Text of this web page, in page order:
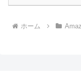
ホーム